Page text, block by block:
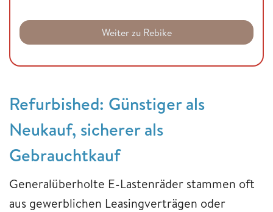
Weiter zu Rebike
Refurbished: Günstiger als
Neukauf, sicherer als
Gebrauchtkauf
Generalüberholte E-Lastenräder stammen oft
aus gewerblichen Leasingverträgen oder